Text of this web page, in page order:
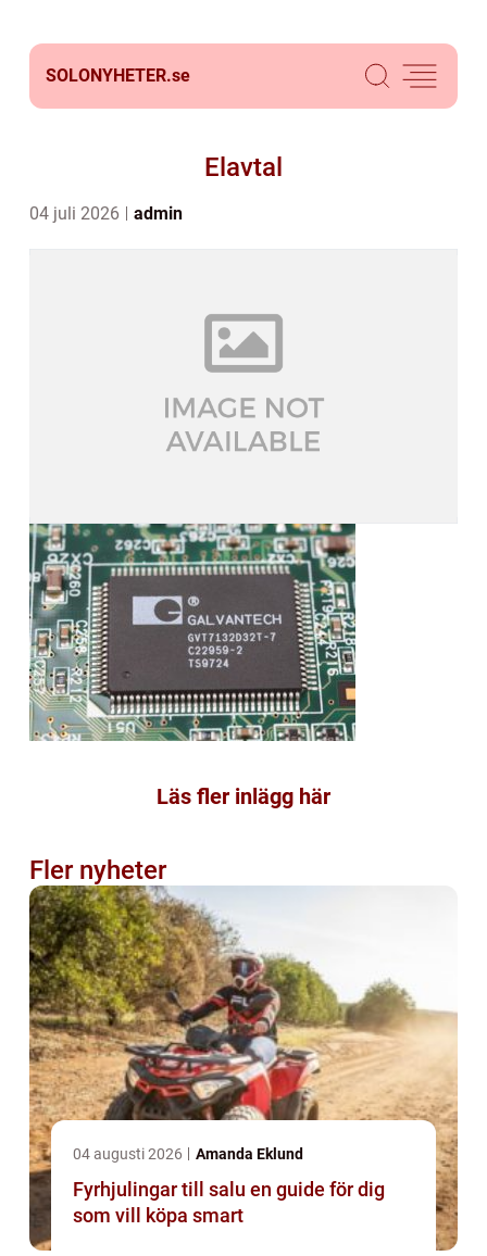
SOLONYHETER.se
Elavtal
04 juli 2026 admin
Läs fler inlägg här
Fler nyheter
04 augusti 2026 Amanda Eklund
Fyrhjulingar till salu en guide för dig
som vill köpa smart